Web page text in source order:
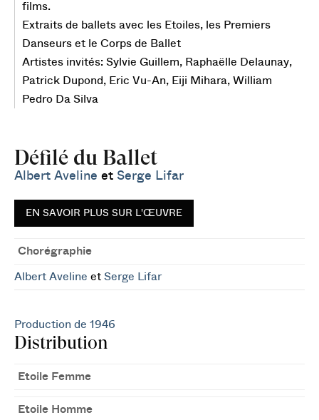
films.
Extraits de ballets avec les Etoiles, les Premiers
Danseurs et le Corps de Ballet
Artistes invités: Sylvie Guillem, Raphaëlle Delaunay,
Patrick Dupond, Eric Vu-An, Eiji Mihara, William
Pedro Da Silva
Défilé du Ballet
Albert Aveline et Serge Lifar
EN SAVOIR PLUS SUR L'ŒUVRE
Chorégraphie
Albert Aveline et Serge Lifar
Production de 1946
Distribution
Etoile Femme
Etoile Homme